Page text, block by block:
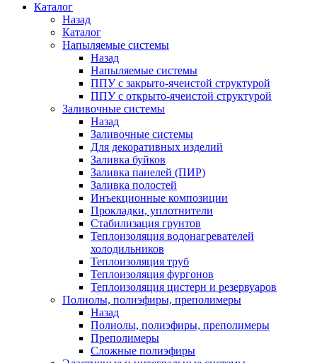
Каталог
Назад
Каталог
Напыляемые системы
Назад
Напыляемые системы
ППУ с закрыто-ячеистой структурой
ППУ с открыто-ячеистой структурой
Заливочные системы
Назад
Заливочные системы
Для декоративных изделий
Заливка буйков
Заливка панелей (ПИР)
Заливка полостей
Инъекционные композиции
Прокладки, уплотнители
Стабилизация грунтов
Теплоизоляция водонагревателей
холодильников
Теплоизоляция труб
Теплоизоляция фургонов
Теплоизоляция цистерн и резервуаров
Полиолы, полиэфиры, преполимеры
Назад
Полиолы, полиэфиры, преполимеры
Преполимеры
Сложные полиэфиры